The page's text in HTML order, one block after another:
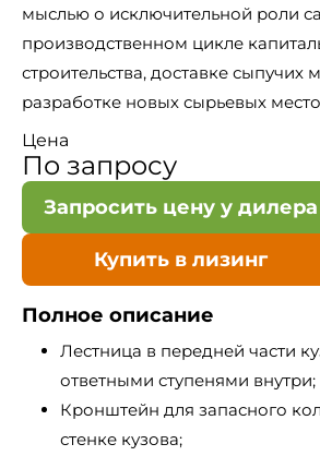
мыслью о исключительной роли
производственном цикле
строительства, доставке сыпучих
разработке новых сырьевых
Цена
По запросу
Запросить цену у дилера
Купить в лизинг
Полное описание
Лестница в передней части
ответными ступенями внутри;
Кронштейн для запасного
стенке кузова;